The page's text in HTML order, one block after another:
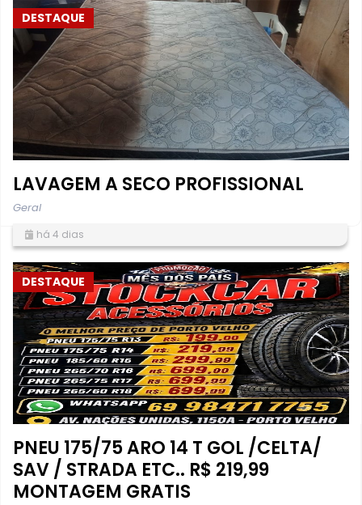
DESTAQUE
LAVAGEM A SECO PROFISSIONAL
Geral
há 4 dias
DESTAQUE
PNEU 175/75 ARO 14 T GOL /CELTA/
SAV / STRADA ETC.. R$ 219,99
MONTAGEM GRATIS